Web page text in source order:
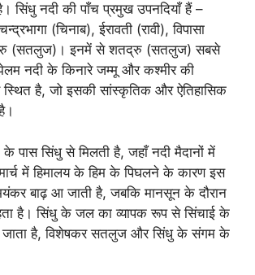
सिंधु नदी की पाँच प्रमुख उपनदियाँ हैं –
(चिनाब), ईरावती (रावी), विपासा
(सतलुज)। इनमें से शतद्रु (सतलुज) सबसे
नदी के किनारे जम्मू और कश्मीर की
स्थित है, जो इसकी सांस्कृतिक और ऐतिहासिक
पास सिंधु से मिलती है, जहाँ नदी मैदानों में
में हिमालय के हिम के पिघलने के कारण इस
बाढ़ आ जाती है, जबकि मानसून के दौरान
है। सिंधु के जल का व्यापक रूप से सिंचाई के
जाता है, विशेषकर सतलुज और सिंधु के संगम के